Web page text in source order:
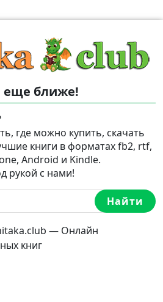
еще ближе!
где можно купить, скачать
книги в форматах fb2, rtf,
Android и Kindle.
рукой с нами!
Найти
— Онлайн
книг